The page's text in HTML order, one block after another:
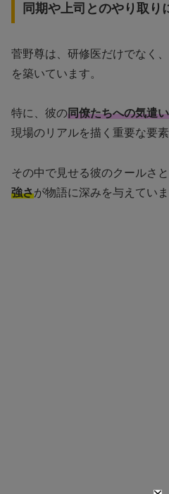
同期や上司とのやり取り
菅野尊は、研修医だけでなく
を築いています。
特に、彼の同僚たちへの気遣
現場のリアルを描く重要な要
その中で見せる彼のクールさと
強さが物語に深みを与えていま